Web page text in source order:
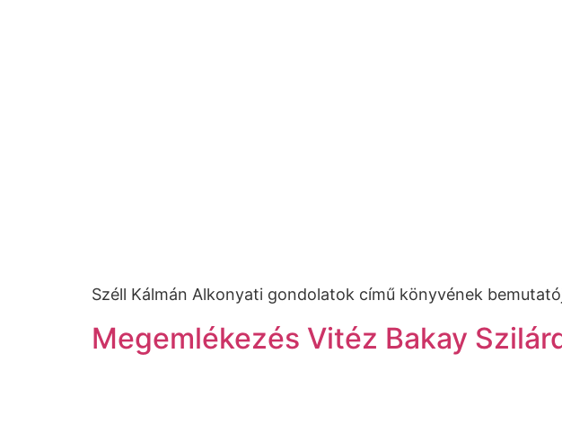
Széll Kálmán Alkonyati gondolatok című könyvének
Megemlékezés Vitéz Bakay